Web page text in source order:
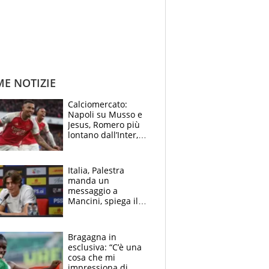
NOTIZIE
Calciomercato:
Napoli su Musso e
Jesus, Romero più
lontano dall’Inter,
tabellone
Italia, Palestra
manda un
messaggio a
Mancini, spiega il
l'alleanza con
Donnarumma
Bragagna in
esclusiva: “C’è una
cosa che mi